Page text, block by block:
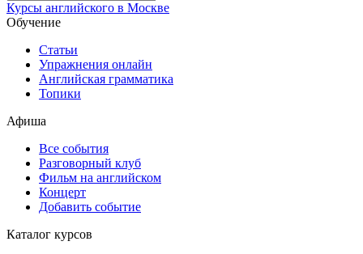
Курсы английского в Москве
Обучение
Статьи
Упражнения онлайн
Английская грамматика
Топики
Афиша
Все события
Разговорный клуб
Фильм на английском
Концерт
Добавить событие
Каталог курсов